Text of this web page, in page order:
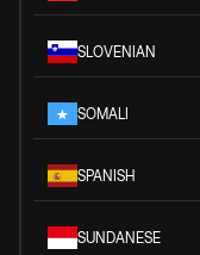
SLOVENIAN
SOMALI
SPANISH
SUNDANESE